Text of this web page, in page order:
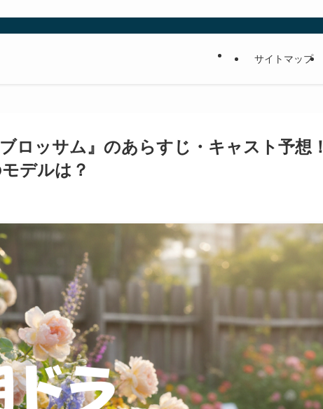
サイトマップ
ロッサム』のあらすじ・キャスト予想！
デルは？